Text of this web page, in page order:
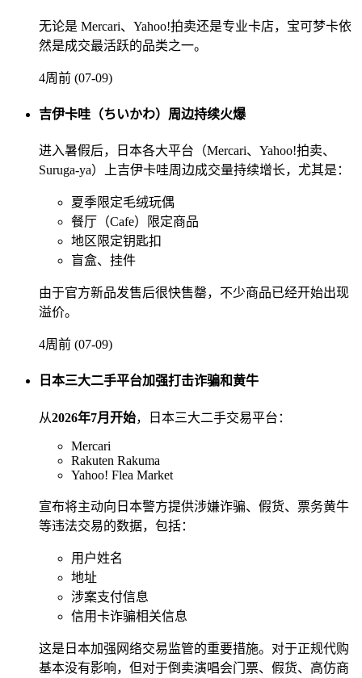
无论是 Mercari、Yahoo!拍卖还是专业卡店，宝可梦卡依
然是成交最活跃的品类之一。
4周前 (07-09)
吉伊卡哇（ちいかわ）周边持续火爆
进入暑假后，日本各大平台（Mercari、Yahoo!拍卖、
Suruga-ya）上吉伊卡哇周边成交量持续增长，尤其是：
夏季限定毛绒玩偶
餐厅（Cafe）限定商品
地区限定钥匙扣
盲盒、挂件
由于官方新品发售后很快售罄，不少商品已经开始出现
溢价。
4周前 (07-09)
日本三大二手平台加强打击诈骗和黄牛
从2026年7月开始，日本三大二手交易平台：
Mercari
Rakuten Rakuma
Yahoo! Flea Market
宣布将主动向日本警方提供涉嫌诈骗、假货、票务黄牛
等违法交易的数据，包括：
用户姓名
地址
涉案支付信息
信用卡诈骗相关信息
这是日本加强网络交易监管的重要措施。对于正规代购
基本没有影响，但对于倒卖演唱会门票、假货、高仿商